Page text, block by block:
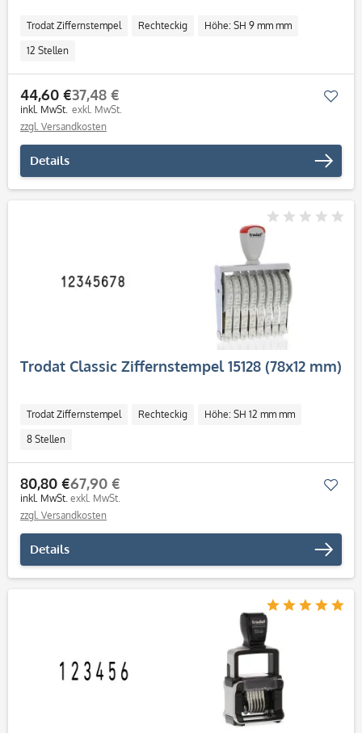
Trodat Ziffernstempel Rechteckig Höhe: SH 9 mm mm
12 Stellen
44,60 €
inkl. MwSt.
37,48 €
exkl. MwSt.
zzgl. Versandkosten
Details
Trodat Classic Ziffernstempel 15128 (78x12 mm)
Trodat Ziffernstempel Rechteckig Höhe: SH 12 mm mm
8 Stellen
80,80 €
inkl. MwSt.
67,90 €
exkl. MwSt.
zzgl. Versandkosten
Details